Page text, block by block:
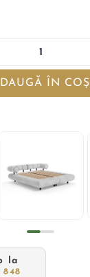
ÎN COȘ
la
848